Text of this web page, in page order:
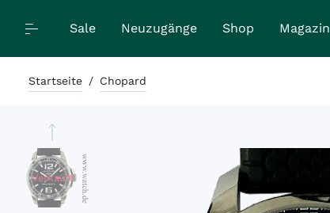
Sale Neuzugänge Shop Magazin
Startseite / Chopard
Verkauft